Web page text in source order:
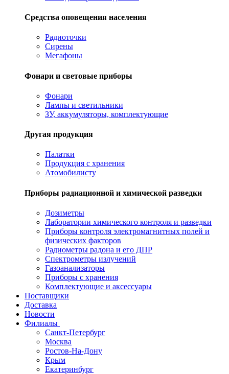
Средства оповещения населения
Радиоточки
Сирены
Мегафоны
Фонари и световые приборы
Фонари
Лампы и светильники
ЗУ, аккумуляторы, комплектующие
Другая продукция
Палатки
Продукция с хранения
Атомобилисту
Приборы радиационной и химической разведки
Дозиметры
Лаборатории химического контроля и разведки
Приборы контроля электромагнитных полей и
физических факторов
Радиометры радона и его ДПР
Спектрометры излучений
Газоанализаторы
Приборы с хранения
Комплектующие и аксессуары
Поставщики
Доставка
Новости
Филиалы
Санкт-Петербург
Москва
Ростов-На-Дону
Крым
Екатеринбург